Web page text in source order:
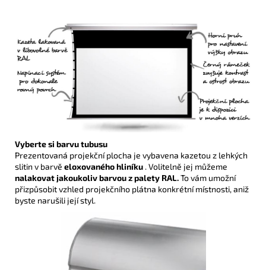
Vyberte si barvu tubusu
Prezentovaná projekční plocha je vybavena kazetou z lehkých
slitin v barvě eloxovaného hliníku . Volitelně jej můžeme
nalakovat jakoukoliv barvou z palety RAL.To vám umožní
přizpůsobit vzhled projekčního plátna konkrétní místnosti, aniž
byste narušili její styl.